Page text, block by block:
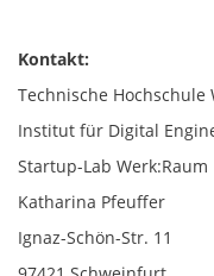
Kontakt:
Technische
Institut für Digital
Startup-Lab Werk:Raum
Katharina Pfeuffer
Ignaz-Schön-Str. 11